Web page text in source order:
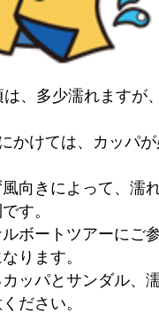
、多少濡れますが
かけては、カッパが
向きによって、濡
す。
ボートツアーにご
ります。
ッパとサンダル、
ださい。